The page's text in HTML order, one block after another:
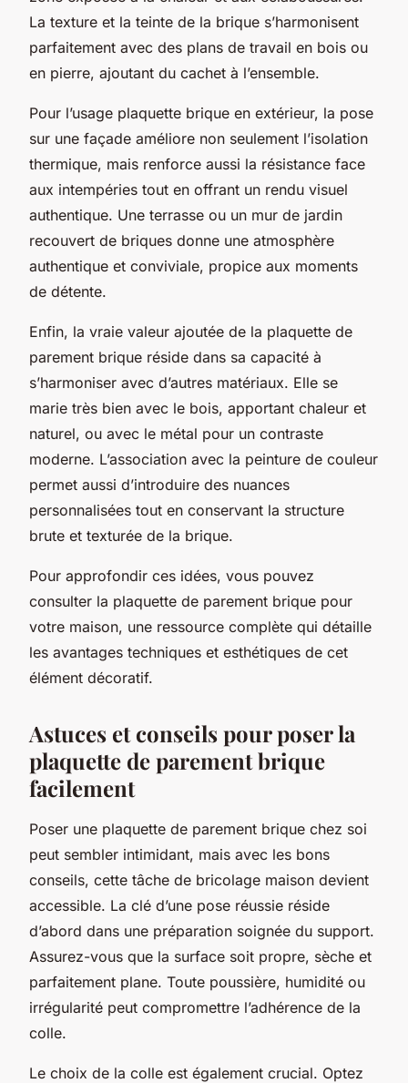
La texture et la teinte de la brique s’harmonisent
parfaitement avec des plans de travail en bois ou
en pierre, ajoutant du cachet à l’ensemble.
Pour l’usage plaquette brique en extérieur, la pose
sur une façade améliore non seulement l’isolation
thermique, mais renforce aussi la résistance face
aux intempéries tout en offrant un rendu visuel
authentique. Une terrasse ou un mur de jardin
recouvert de briques donne une atmosphère
authentique et conviviale, propice aux moments
de détente.
Enfin, la vraie valeur ajoutée de la plaquette de
parement brique réside dans sa capacité à
s’harmoniser avec d’autres matériaux. Elle se
marie très bien avec le bois, apportant chaleur et
naturel, ou avec le métal pour un contraste
moderne. L’association avec la peinture de couleur
permet aussi d’introduire des nuances
personnalisées tout en conservant la structure
brute et texturée de la brique.
Pour approfondir ces idées, vous pouvez
consulter la plaquette de parement brique pour
votre maison, une ressource complète qui détaille
les avantages techniques et esthétiques de cet
élément décoratif.
Astuces et conseils pour poser la
plaquette de parement brique
facilement
Poser une plaquette de parement brique chez soi
peut sembler intimidant, mais avec les bons
conseils, cette tâche de bricolage maison devient
accessible. La clé d’une pose réussie réside
d’abord dans une préparation soignée du support.
Assurez-vous que la surface soit propre, sèche et
parfaitement plane. Toute poussière, humidité ou
irrégularité peut compromettre l’adhérence de la
colle.
Le choix de la colle est également crucial. Optez